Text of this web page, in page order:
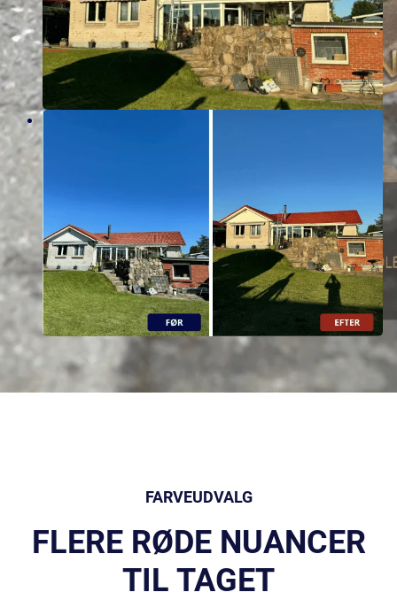
FARVEUDVALG
FLERE RØDE NUANCER
TIL TAGET